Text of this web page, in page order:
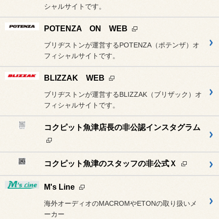
シャルサイトです。
POTENZA ON WEB
ブリヂストンが運営するPOTENZA（ポテンザ）オ
フィシャルサイトです。
BLIZZAK WEB
ブリヂストンが運営するBLIZZAK（ブリザック）オ
フィシャルサイトです。
コクピット魚津店長の非公認インスタグラム
コクピット魚津のスタッフの非公式Ｘ
M's Line
海外オーディオのMACROMやETONの取り扱いメ
ーカー